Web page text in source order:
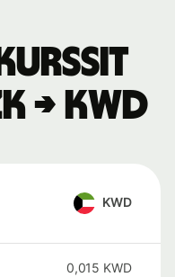
→ KWD
KWD
0,015 KWD